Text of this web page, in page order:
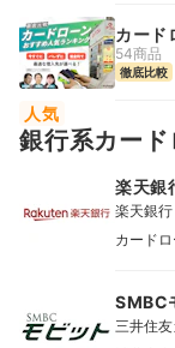
カード
54商品
徹底比較
人気
銀行系カー
楽天銀
楽天銀行
カード
SMBC
三井住